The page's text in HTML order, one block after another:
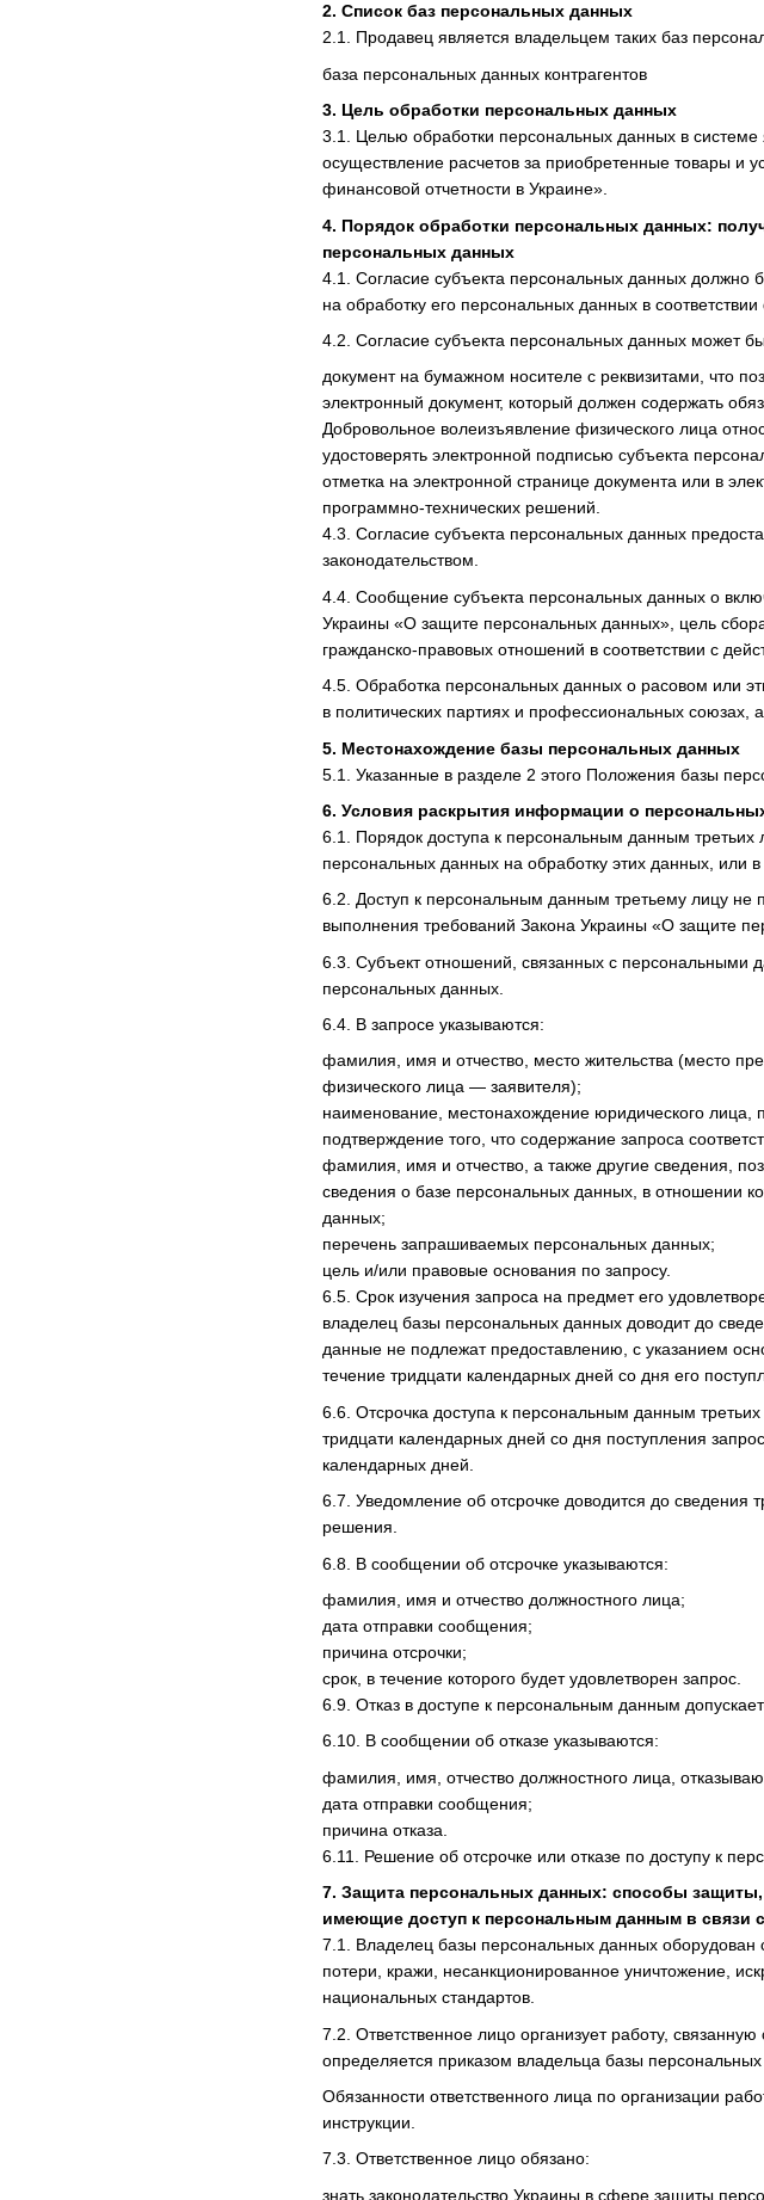
2. Список баз персональных данных
2.1. Продавец является владельцем таких баз
база персональных данных контрагентов
3. Цель обработки персональных данных
3.1. Целью обработки персональных данных в
осуществление расчетов за приобретенные товары и
финансовой отчетности в Украине».
4. Порядок обработки персональных данных:
персональных данных
4.1. Согласие субъекта персональных данных должно
на обработку его персональных данных в
4.2. Согласие субъекта персональных данных может
документ на бумажном носителе с реквизитами, что
электронный документ, который должен содержать
Добровольное волеизъявление физического лица
удостоверять электронной подписью субъекта
отметка на электронной странице документа или в
программно-технических решений.
4.3. Согласие субъекта персональных данных
законодательством.
4.4. Сообщение субъекта персональных данных о
Украины «О защите персональных данных», цель
гражданско-правовых отношений в соответствии с
4.5. Обработка персональных данных о расовом или
в политических партиях и профессиональных
5. Местонахождение базы персональных данных
5.1. Указанные в разделе 2 этого Положения базы
6. Условия раскрытия информации о
6.1. Порядок доступа к персональным данным третьих
персональных данных на обработку этих данных, или в
6.2. Доступ к персональным данным третьему лицу не
выполнения требований Закона Украины «О защите
6.3. Субъект отношений, связанных с персональными
персональных данных.
6.4. В запросе указываются:
фамилия, имя и отчество, место жительства (место
физического лица — заявителя);
наименование, местонахождение юридического
подтверждение того, что содержание запроса
фамилия, имя и отчество, а также другие сведения,
сведения о базе персональных данных, в отношении
данных;
перечень запрашиваемых персональных данных;
цель и/или правовые основания по запросу.
6.5. Срок изучения запроса на предмет его
владелец базы персональных данных доводит до
данные не подлежат предоставлению, с указанием
течение тридцати календарных дней со дня его
6.6. Отсрочка доступа к персональным данным
тридцати календарных дней со дня поступления
календарных дней.
6.7. Уведомление об отсрочке доводится до сведения
решения.
6.8. В сообщении об отсрочке указываются:
фамилия, имя и отчество должностного лица;
дата отправки сообщения;
причина отсрочки;
срок, в течение которого будет удовлетворен запрос.
6.9. Отказ в доступе к персональным данным
6.10. В сообщении об отказе указываются:
фамилия, имя, отчество должностного лица,
дата отправки сообщения;
причина отказа.
6.11. Решение об отсрочке или отказе по доступу к
7. Защита персональных данных: способы
имеющие доступ к персональным данным в связи
7.1. Владелец базы персональных данных
потери, кражи, несанкционированное уничтожение,
национальных стандартов.
7.2. Ответственное лицо организует работу,
определяется приказом владельца базы персональных
Обязанности ответственного лица по организации
инструкции.
7.3. Ответственное лицо обязано:
знать законодательство Украины в сфере защиты